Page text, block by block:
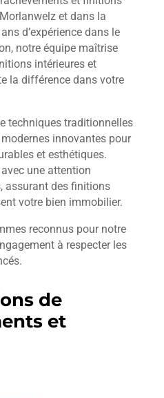
et dans la
d’expérience dans le
notre équipe maîtrise
intérieures et
la différence dans votre
techniques traditionnelles
innovantes pour
et esthétiques.
une attention
assurant des finitions
votre bien immobilier.
reconnus pour notre
à respecter les
de
et